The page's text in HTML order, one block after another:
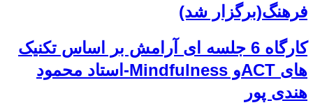
فرهنگ(برگزار شد)
کارگاه 6 جلسه ای آرامش بر اساس تکنیک
های ACTو Mindfulness-استاد محمود
هندی پور